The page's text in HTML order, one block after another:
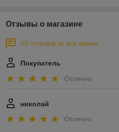
Отзывы о магазине
23 отзывов за всё время
Покупатель
Отлично
николай
Отлично